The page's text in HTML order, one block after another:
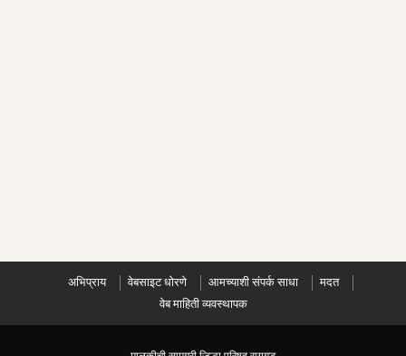
अभिप्राय वेबसाइट धोरणे आमच्याशी संपर्क साधा
मदत
वेब माहिती व्यवस्थापक